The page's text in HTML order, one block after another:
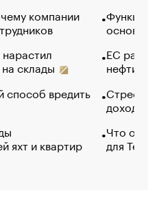
компании
склады
способ вредить
яхт и квартир
основ
ЕС
нефти
Что
для